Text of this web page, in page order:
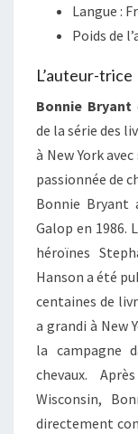
Langue :
Poids de
L’auteur-trice
Bonnie Bryant
de la série des
à New York
passionnée de
Bonnie Bryant
Galop en 1986.
héroïnes
Hanson a été
centaines de
a grandi à New
la campagne
chevaux.
Wisconsin,
directement